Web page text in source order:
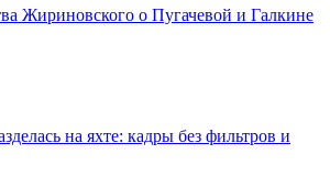
Жириновского о Пугачевой и Галкине
на яхте: кадры без фильтров и